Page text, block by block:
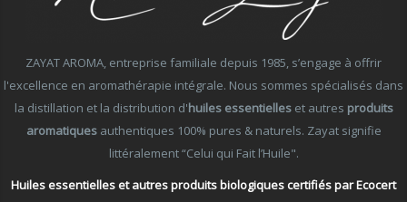
ZAYAT AROMA, entreprise familiale depuis 1985, s’engage à offrir
l'excellence en aromathérapie intégrale. Nous sommes spécialisés dans
la distillation et la distribution d'huiles essentielleset autres produits
aromatiquesauthentiques 100% pures & naturels. Zayat signifie
littéralement “Celui qui Fait l’Huile".
Huiles essentielles et autres produits biologiques certifiés par Ecocert